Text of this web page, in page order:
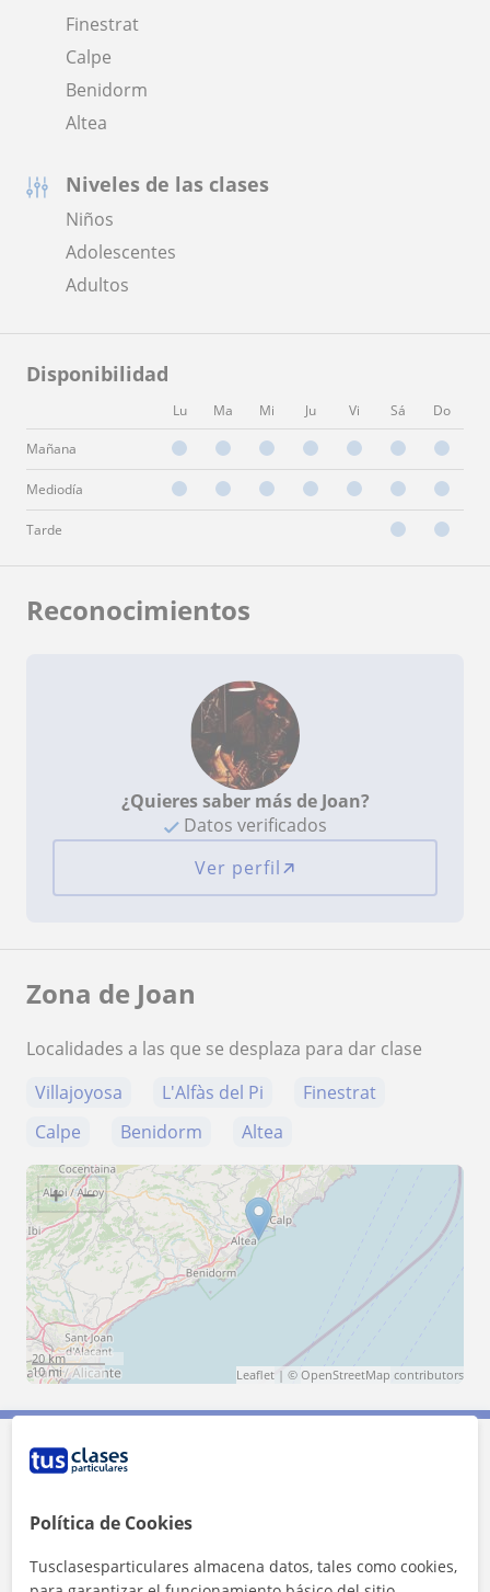
Finestrat
Calpe
Benidorm
Altea
Niveles de las clases
Niños
Adolescentes
Adultos
Disponibilidad
Lu Ma Mi Ju Vi Sá Do
Mañana
Mediodía
Tarde
Reconocimientos
¿Quieres saber más de Joan?
Datos verificados
Ver perfil
Zona de Joan
Localidades a las que se desplaza para dar clase
Villajoyosa
L'Alfàs del Pi
Finestrat
Calpe
Benidorm Altea
+ −
20 km
10 mi
Leaflet | © OpenStreetMap contributors
Contacta con Joan
Política de Cookies
Tusclasesparticulares almacena datos, tales como cookies,